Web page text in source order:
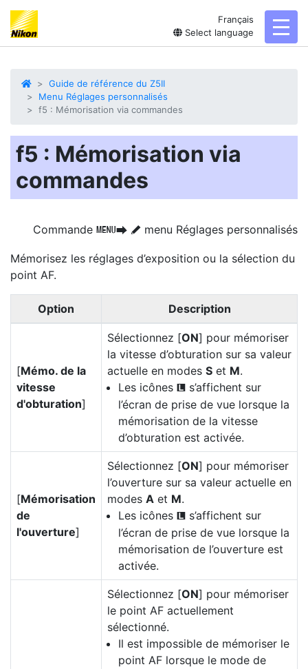
Français
Select language
Guide de référence du Z5II
Menu Réglages personnalisés
f5 : Mémorisation via commandes
f5 : Mémorisation via
commandes
Commande GU A menu Réglages personnalisés
Mémorisez les réglages d’exposition ou la sélection du
point AF.
Option Description
[Mémo. de la
vitesse
d'obturation]
Sélectionnez [ON] pour mémoriser
la vitesse d’obturation sur sa valeur
actuelle en modes S et M.
Les icônes O s’affichent sur
l’écran de prise de vue lorsque la
mémorisation de la vitesse
d’obturation est activée.
[Mémorisation
de
l'ouverture]
Sélectionnez [ON] pour mémoriser
l’ouverture sur sa valeur actuelle en
modes A et M.
Les icônes O s’affichent sur
l’écran de prise de vue lorsque la
mémorisation de l’ouverture est
activée.
Sélectionnez [ON] pour mémoriser
le point AF actuellement
sélectionné.
Il est impossible de mémoriser le
point AF lorsque le mode de